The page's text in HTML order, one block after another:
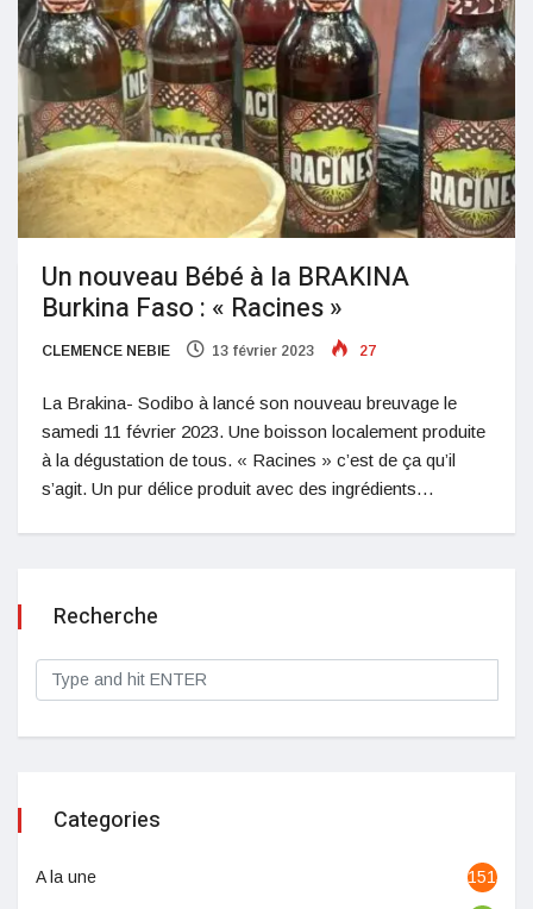
Un nouveau Bébé à la BRAKINA
Burkina Faso : « Racines »
CLEMENCE NEBIE 13 février 2023 27
La Brakina- Sodibo à lancé son nouveau breuvage le
samedi 11 février 2023. Une boisson localement produite
à la dégustation de tous. « Racines » c’est de ça qu’il
s’agit. Un pur délice produit avec des ingrédients…
Recherche
Categories
A la une 1513